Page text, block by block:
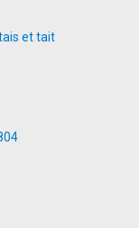
tais et tait